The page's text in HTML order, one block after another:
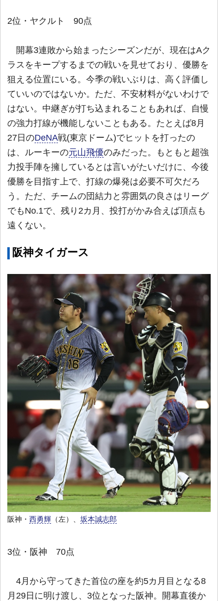
2位・ヤクルト 90点
開幕3連敗から始まったシーズンだが、現在はAク
ラスをキープするまでの戦いを見せており、優勝を
狙える位置にいる。今季の戦いぶりは、高く評価し
ていいのではないか。ただ、不安材料がないわけで
はない。中継ぎが打ち込まれることもあれば、自慢
の強力打線が機能しないこともある。たとえば8月
27日のDeNA戦(東京ドーム)でヒットを打ったの
は、ルーキーの元山飛優のみだった。もともと超強
力投手陣を擁しているとは言いがたいだけに、今後
優勝を目指す上で、打線の爆発は必要不可欠だろ
う。ただ、チームの団結力と雰囲気の良さはリーグ
でもNo.1で、残り2カ月、投打がかみ合えば頂点も
遠くない。
阪神タイガース
阪神・ 西勇輝 （左）、 坂本誠志郎
3位・阪神 70点
4月から守ってきた首位の座を約5カ月目となる8
月29日に明け渡し、3位となった阪神。開幕直後か